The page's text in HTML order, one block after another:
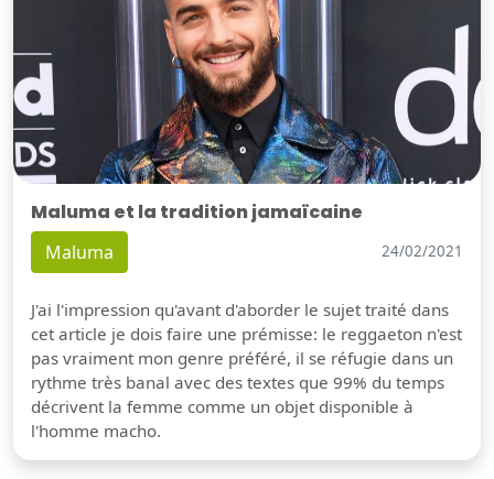
Maluma et la tradition jamaïcaine
Maluma 24/02/2021
J'ai l'impression qu'avant d'aborder le sujet traité dans
cet article je dois faire une prémisse: le reggaeton n'est
pas vraiment mon genre préféré, il se réfugie dans un
rythme très banal avec des textes que 99% du temps
décrivent la femme comme un objet disponible à
l'homme macho.